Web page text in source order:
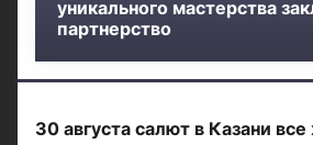
уникального мастерства
партнерство
30 августа салют в Казани